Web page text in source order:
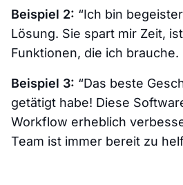
Beispiel 2: “Ich bin
Lösung. Sie spart mir Zeit,
Funktionen, die ich brauche.
Beispiel 3: “Das beste
getätigt habe! Diese
Workflow erheblich
Team ist immer bereit zu